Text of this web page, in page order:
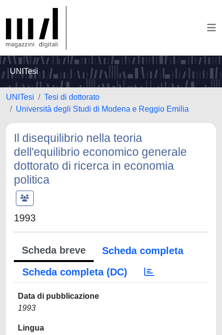
UNITesi
UNITesi
Tesi di dottorato
Università degli Studi di Modena e Reggio Emilia
Il disequilibrio nella teoria
dell'equilibrio economico generale
dottorato di ricerca in economia
politica
1993
Scheda breve
Scheda completa
Scheda completa (DC)
Data di pubblicazione
1993
Lingua